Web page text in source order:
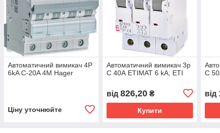
Автоматичний вимикач 4P
6kA C-20A 4M Hager
Ціну уточнюйте
Автоматичний вимикач 3p
C 40А ETIMAT 6 kA, ETI
від 826,20₴
Купити
C
від